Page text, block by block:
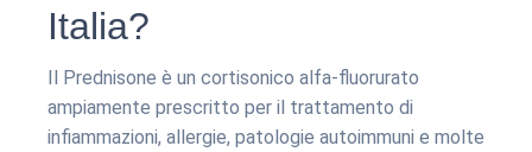
Italia?
Il Prednisone è un cortisonico alfa-fluorurato
ampiamente prescritto per il trattamento di
infiammazioni, allergie, patologie autoimmuni e molte